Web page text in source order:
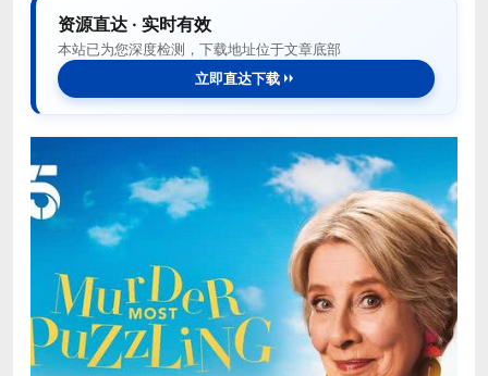
资源直达 · 实时有效
本站已为您深度检测，下载地址位于文章底部
立即直达下载